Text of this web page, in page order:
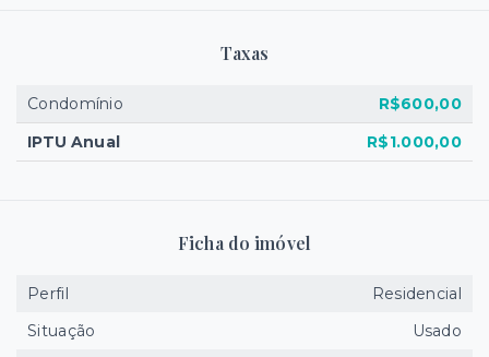
Taxas
Condomínio
R$600,00
IPTU Anual
R$1.000,00
Ficha do imóvel
Perfil
Residencial
Situação
Usado